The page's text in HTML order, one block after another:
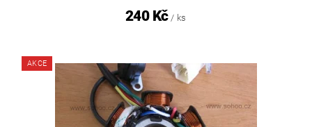
240 Kč / ks
AKCE